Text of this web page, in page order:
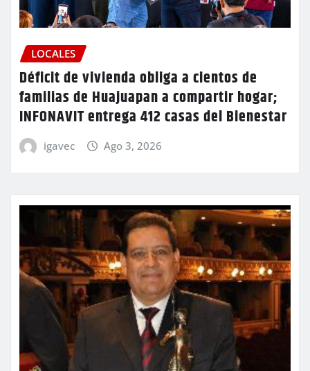
LOCALES
Déficit de vivienda obliga a cientos de
familias de Huajuapan a compartir hogar;
INFONAVIT entrega 412 casas del Bienestar
igavec Ago 3, 2026